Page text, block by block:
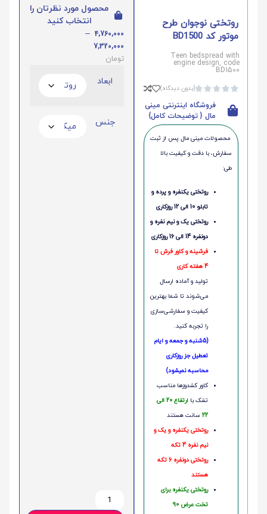
روتختی نوجوان طرح
موتور کد BD1500
Teen bedspread with
engine design, code
BD1500




(بدون دیدگاه)
فروشگاه اینترنتی مینی
مال { توضیحات کامل}
محصولات مینی‌ مال پس از ثبت
سفارش، با دقت و کیفیت بالا
طی:
روتختی یکنفره و پرده و
تابلو 10 الی 12 روزکاری
روتختی یک و نیم نفره و
دونفره 14 الی 16 روزکاری
فرشینه و کاور فرش تا
4 هفته کاری
تولید و آماده ارسال
می‌شوند تا شما بهترین
کیفیت و سفارشی‌سازی
را تجربه کنید.
(5شنبه و جمعه و ایام
تعطیل جز روزکاری
محاسبه نمیشود)
کاور کشدوزها مناسب
تشک با ا
رتفاع 20 الی
22 سانت هستند
روتختی یکنفره و یک و
نیم نفره 4 تکه
روتختی دونفره 6 تکه
هستند
روتختی یکنفره برای
تخت عرض 90
محصول مورد نظرتان را
انتخاب کنید
4,760,000
–
7,320,000
تومان
ابعاد
جنس